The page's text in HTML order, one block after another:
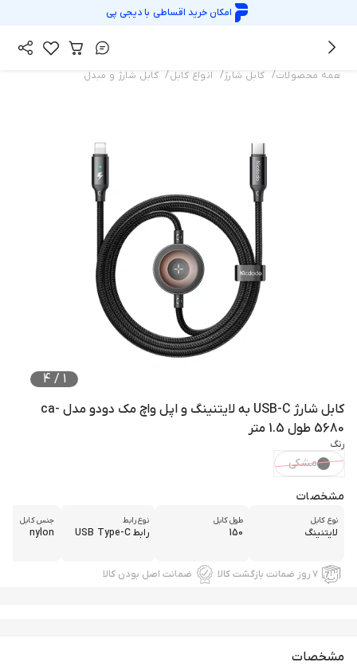
امکان خرید اقساطی بادیجی پی
همه محصولات/ کابل شارژ/ انواع کابل/ کابل شارژ و مبدل
1
/
4
کابل شارژ USB-C به لایتنینگ و اپل واچ مک دودو مدل ca-
5680 طول 1.5 متر
رنگ
مشکی
مشخصات
نوع کابل
لایتنینگ
طول کابل
150
نوع رابط
رابط USB Type-C
جنس کابل
nylon
۷ روز ضمانت بازگشت کالا ضمانت اصل بودن کالا
مشخصات